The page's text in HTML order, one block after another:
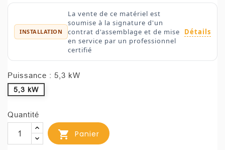
INSTALLATION
La vente de ce matériel est
soumise à la signature d'un
contrat d'assemblage et de mise
en service par un professionnel
certifié
Détails
Puissance : 5,3 kW
5,3 kW
Quantité
 Panier